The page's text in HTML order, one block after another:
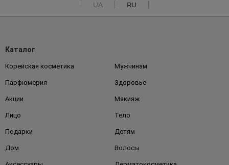
UA RU
Каталог
Корейская косметика Мужчинам
Парфюмерия Здоровье
Акции Макияж
Лицо Тело
Подарки Детям
Дом Волосы